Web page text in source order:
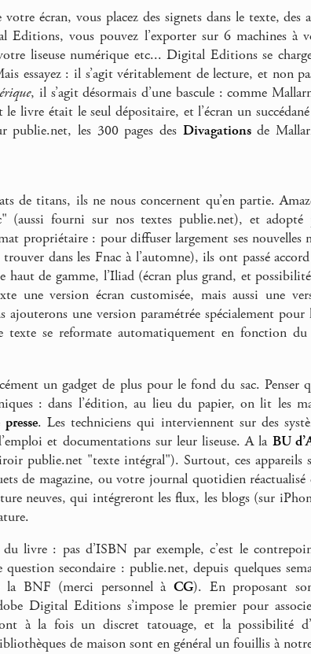
écran, vous placez des signets dans le texte,
Editions, vous pouvez l’exporter sur 6 machines à
liseuse numérique etc... Digital Editions se
essayez : il s’agit véritablement de lecture, et non
, il s’agit désormais d’une bascule : comme
livre était le seul dépositaire, et l’écran un
publie.net, les 300 pages des Divagationsde
de titans, ils ne nous concernent qu’en partie.
fourni sur nos textes publie.net), et adopté
propriétaire : pour diffuser largement ses nouvelles
dans les Fnac à l’automne), ils ont passé
de gamme, l’Iliad (écran plus grand, et
une version écran customisée, mais aussi une
une version paramétrée spécialement pour
texte se reformate automatiquement en fonction
un gadget de plus pour le fond du sac. Penser
: dans l’édition, au lieu du papier, on lit les
. Les techniciens qui interviennent sur des
et documentations sur leur liseuse. A la BU
publie.net "texte intégral"). Surtout, ces appareils
de magazine, ou votre journal quotidien réactualisé
neuves, qui intégreront les flux, les blogs (sur
livre : pas d’ISBN par exemple, c’est le
question secondaire : publie.net, depuis quelques
BNF (merci personnel à CG). En proposant
Digital Editions s’impose le premier pour
à la fois un discret tatouage, et la possibilité
de maison sont en général un fouillis à